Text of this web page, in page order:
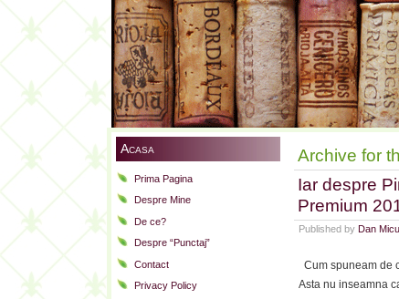
Acasa
Prima Pagina
Despre Mine
De ce?
Despre “Punctaj”
Contact
Privacy Policy
Archive for
Iar despre
Premium
Published by Dan
Cum spuneam de
Asta nu inseamna